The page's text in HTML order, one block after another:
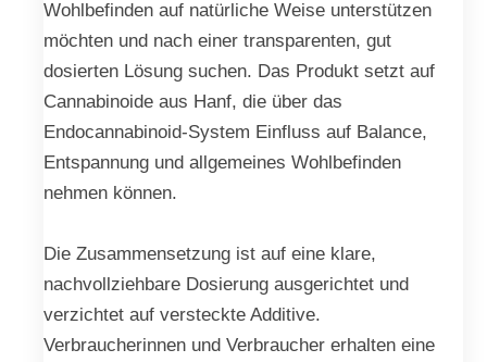
Wohlbefinden auf natürliche Weise unterstützen
möchten und nach einer transparenten, gut
dosierten Lösung suchen. Das Produkt setzt auf
Cannabinoide aus Hanf, die über das
Endocannabinoid-System Einfluss auf Balance,
Entspannung und allgemeines Wohlbefinden
nehmen können.
Die Zusammensetzung ist auf eine klare,
nachvollziehbare Dosierung ausgerichtet und
verzichtet auf versteckte Additive.
Verbraucherinnen und Verbraucher erhalten eine